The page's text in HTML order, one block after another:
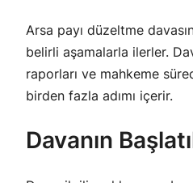
Arsa payı düzeltme
belirli aşamalarla ilerler.
raporları ve mahkeme
birden fazla adımı içerir.
Davanın